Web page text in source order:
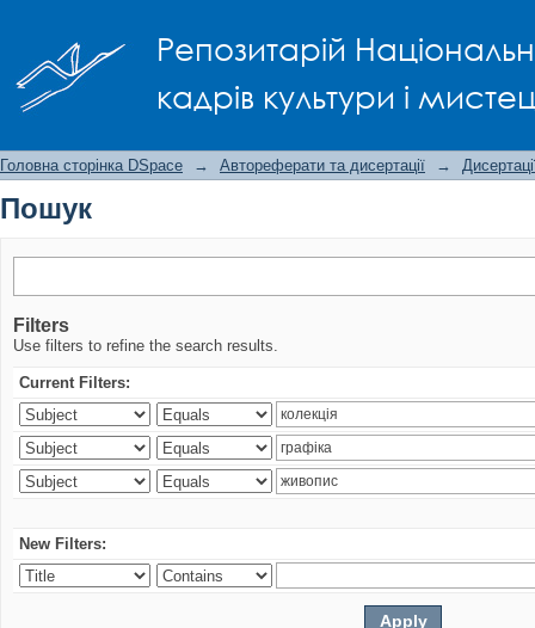
Репозитарій
кадрів культури і
Головна сторінка DSpace → Автореферати та дисертації →
Пошук
Filters
Use filters to refine the search results.
Current Filters:
New Filters: